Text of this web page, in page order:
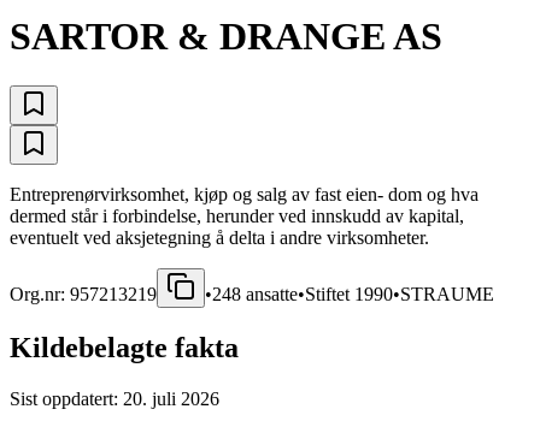
SARTOR & DRANGE AS
Entreprenørvirksomhet, kjøp og salg av fast eien- dom og hva
dermed står i forbindelse, herunder ved innskudd av kapital,
eventuelt ved aksjetegning å delta i andre virksomheter.
Org.nr: 957213219 •248 ansatte•Stiftet 1990•STRAUME
Kildebelagte fakta
Sist oppdatert: 20. juli 2026